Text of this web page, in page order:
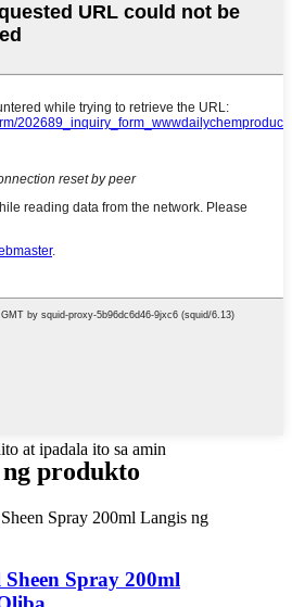
at ipadala ito sa amin
produkto
Spray 200ml